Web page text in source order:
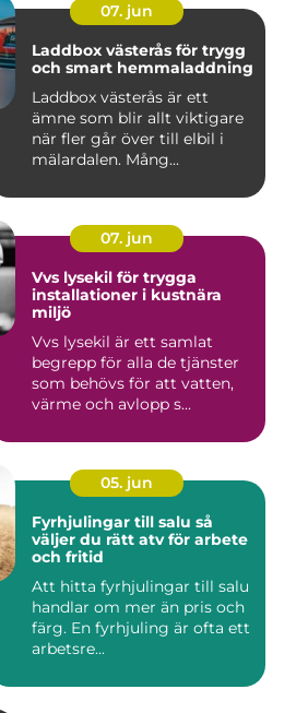
07. jun
Laddbox västerås för trygg
och smart hemmaladdning
Laddbox västerås är ett
ämne som blir allt viktigare
när fler går över till elbil i
mälardalen. Mång...
07. jun
Vvs lysekil för trygga
installationer i kustnära
miljö
Vvs lysekil är ett samlat
begrepp för alla de tjänster
som behövs för att vatten,
värme och avlopp s...
05. jun
Fyrhjulingar till salu så
väljer du rätt atv för arbete
och fritid
Att hitta fyrhjulingar till salu
handlar om mer än pris och
färg. En fyrhjuling är ofta ett
arbetsre...